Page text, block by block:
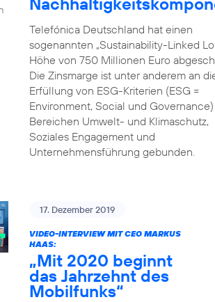
Telefónica Deutschland hat einen
sogenannten „Sustainability-Linked
Höhe von 750 Millionen Euro
Die Zinsmarge ist unter anderem an
Erfüllung von ESG-Kriterien (ESG =
Environment, Social und
Bereichen Umwelt- und Klimaschutz,
Soziales Engagement und
Unternehmensführung gebunden.
17. Dezember 2019
VIDEO-INTERVIEW MIT CEO MARKUS
HAAS:
„Mit 2020 beginnt
das Jahrzehnt des
Mobilfunks“